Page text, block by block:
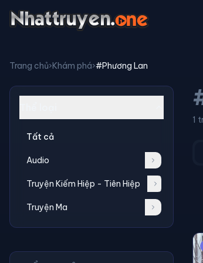
Trang chủ›Khám phá›#Phương Lan
Tất cả
Audio
Truyện Kiếm Hiệp - Tiên Hiệp
Truyện Ma
1